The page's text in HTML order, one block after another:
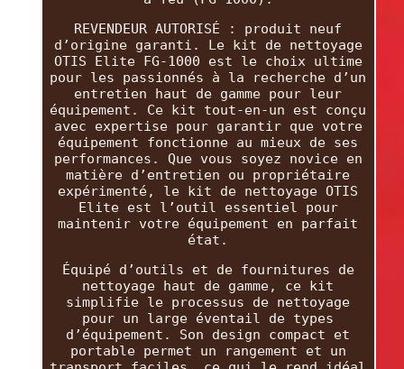
REVENDEUR AUTORISÉ : produit neuf
d’origine garanti. Le kit de nettoyage
OTIS Elite FG-1000 est le choix ultime
pour les passionnés à la recherche d’un
entretien haut de gamme pour leur
équipement. Ce kit tout-en-un est conçu
avec expertise pour garantir que votre
équipement fonctionne au mieux de ses
performances. Que vous soyez novice en
matière d’entretien ou propriétaire
expérimenté, le kit de nettoyage OTIS
Elite est l’outil essentiel pour
maintenir votre équipement en parfait
état.
Équipé d’outils et de fournitures de
nettoyage haut de gamme, ce kit
simplifie le processus de nettoyage
pour un large éventail de types
d’équipement. Son design compact et
portable permet un rangement et un